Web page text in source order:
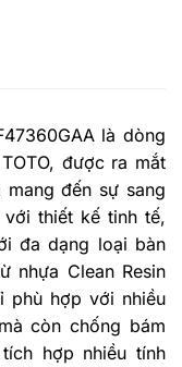
là dòng
được ra mắt
đến sự sang
thiết kế tinh tế,
đa dạng loại bàn
nhựa Clean Resin
phù hợp với nhiều
còn chống bám
hợp nhiều tính